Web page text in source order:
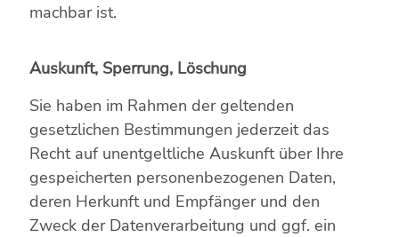
machbar ist.
Auskunft, Sperrung, Löschung
Sie haben im Rahmen der geltenden
gesetzlichen Bestimmungen jederzeit das
Recht auf unentgeltliche Auskunft über Ihre
gespeicherten personenbezogenen Daten,
deren Herkunft und Empfänger und den
Zweck der Datenverarbeitung und ggf. ein